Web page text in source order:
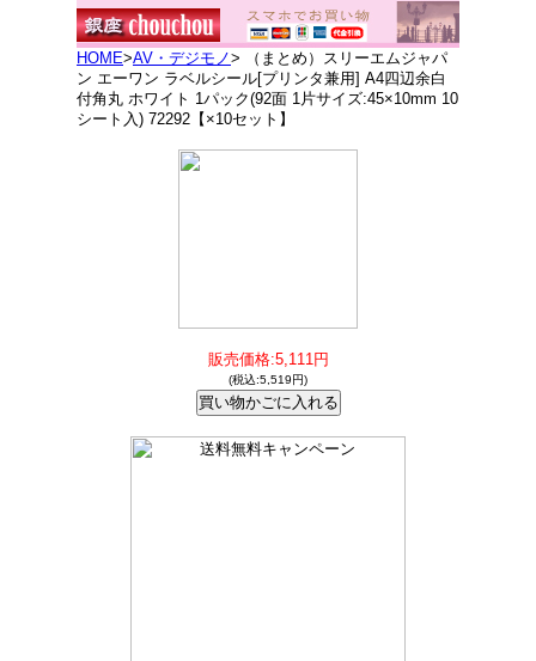
HOME>AV・デジモノ> （まとめ）スリーエムジャパ
ン エーワン ラベルシール[プリンタ兼用] A4四辺余白
付角丸 ホワイト 1パック(92面 1片サイズ:45×10mm 10
シート入) 72292【×10セット】
販売価格:5,111円
(税込:5,519円)